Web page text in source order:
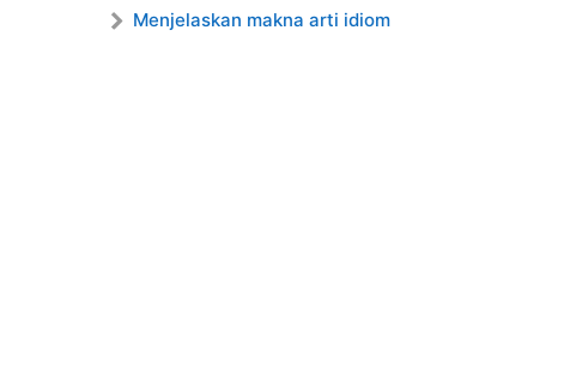
Menjelaskan makna arti idiom